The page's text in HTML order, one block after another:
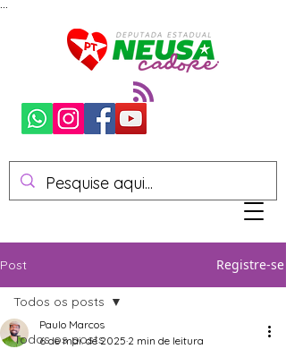
Post Registre-se
Todos os posts
Todos os posts
Paulo Marcos
6 de mai. de 2025 2 min de leitura